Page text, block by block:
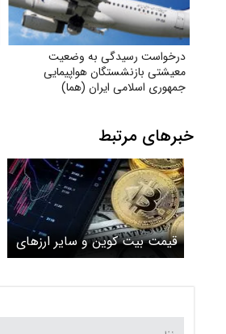
درخواست رسیدگی به وضعیت
معیشتی بازنشستگان هواپیمایی
جمهوری اسلامی ایران (هما)
خبرهای مرتبط
قیمت بیت کوین و سایر ارزهای
دیجیتال؛ سه شنبه ۲۱ اسفند